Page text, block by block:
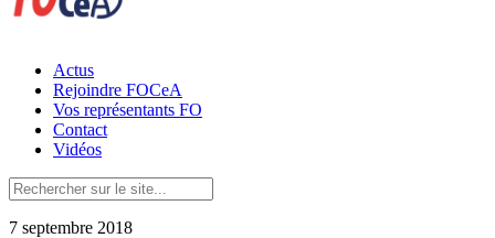
Actus
Rejoindre FOCeA
Vos représentants FO
Contact
Vidéos
7 septembre 2018